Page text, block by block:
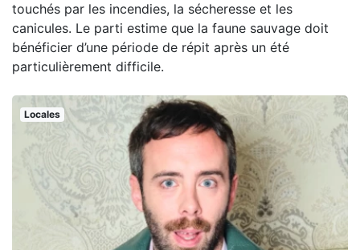
touchés par les incendies, la sécheresse et les
canicules. Le parti estime que la faune sauvage doit
bénéficier d’une période de répit après un été
particulièrement difficile.
Locales